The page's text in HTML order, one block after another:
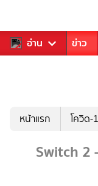
อ่าน
คุณ กีฬา ข่าว
หน้าแรก โควิด-
Switch 2